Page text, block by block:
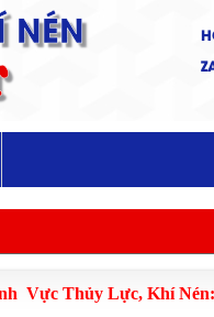
NÉN
Vực Thủy Lực, Khí Nén: